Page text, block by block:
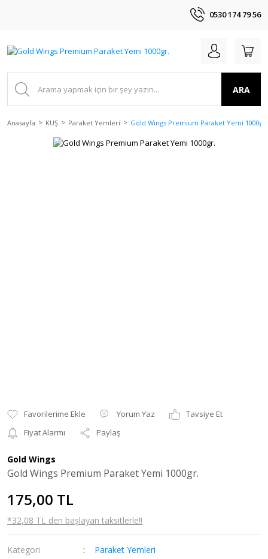
0530 174 79 56
ARA
Anasayfa KUŞ Paraket Yemleri Gold Wings Premium Paraket Yemi 1000gr.
Yorum Yaz
Tavsiye Et
Fiyat Alarmı
Paylaş
Gold Wings
Gold Wings Premium Paraket Yemi 1000gr.
175,00 TL
*32,08 TL den başlayan taksitlerle!!
Kategori
Paraket Yemleri